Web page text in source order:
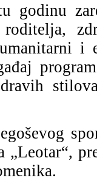
godinu
i
„Leotar“,